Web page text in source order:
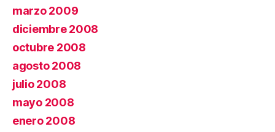
marzo 2009
diciembre 2008
octubre 2008
agosto 2008
julio 2008
mayo 2008
enero 2008